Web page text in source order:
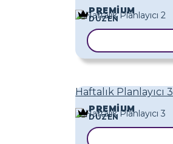
PREMIUM
DÜZEN
Haftalık Planlayıcı 3
PREMIUM
DÜZEN